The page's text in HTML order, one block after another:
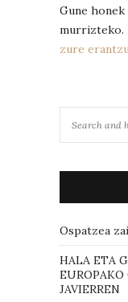
Gune
murrizteko.
zure
Ospatzea
HALA ETA
JAVIERREN